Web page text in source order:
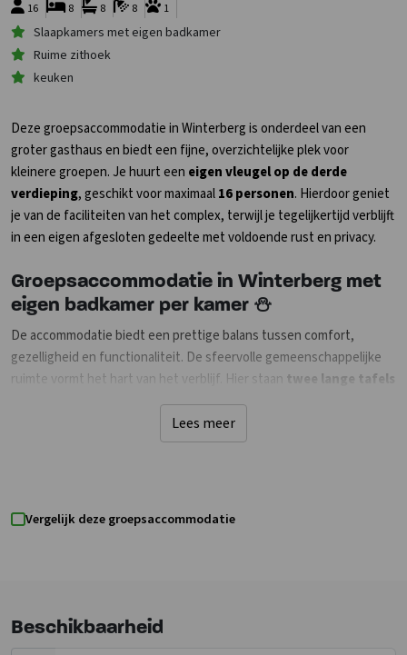
16 1
8
8
8
Slaapkamers met eigen badkamer
Ruime zithoek
keuken
Deze groepsaccommodatie in Winterberg is onderdeel van een
groter gasthaus en biedt een fijne, overzichtelijke plek voor
kleinere groepen. Je huurt een eigen vleugel op de derde
verdieping, geschikt voor maximaal16 personen. Hierdoor geniet
je van de faciliteiten van het complex, terwijl je tegelijkertijd verblijft
in een eigen afgesloten gedeelte met voldoende rust en privacy.
Groepsaccommodatie in Winterberg met
eigen badkamer per kamer ⛄
De accommodatie biedt een prettige balans tussen comfort,
gezelligheid en functionaliteit. De sfeervolle gemeenschappelijke
ruimte vormt het hart van het verblijf. Hier staan twee lange tafels
waar je samen kunt eten en er is een gezellige zithoek met ruime
hoekbanken om te ontspannen of na te praten na een actieve dag.
avonden met de groep. Dankzij de indeling is deze
groepsaccommodatie ideaal voor families, vriendengroepen en ook
vaneigen badkamer en comfortabele bedden. Dit zorgt voor extra
Lees meer
Vergelijk deze groepsaccommodatie
Beschikbaarheid